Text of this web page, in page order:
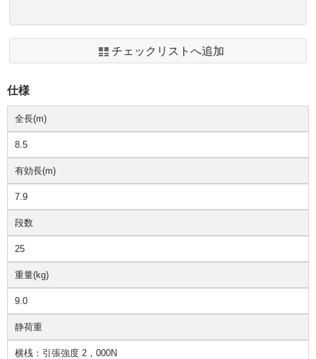
チェックリストへ追加
仕様
全長(m)
8.5
有効長(m)
7.9
段数
25
重量(kg)
9.0
静荷重
横桟：引張強度 2，000N